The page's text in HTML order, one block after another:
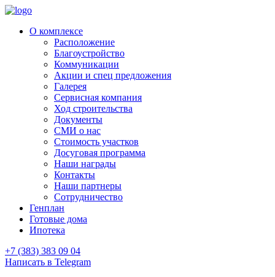
О комплексе
Расположение
Благоустройство
Коммуникации
Акции и спец предложения
Галерея
Сервисная компания
Ход строительства
Документы
СМИ о нас
Стоимость участков
Досуговая программа
Наши награды
Контакты
Наши партнеры
Сотрудничество
Генплан
Готовые дома
Ипотека
+7 (383) 383 09 04
Написать в Telegram